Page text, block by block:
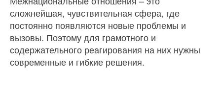
сложнейшая, чувствительная сфера, где
постоянно появляются новые проблемы и
вызовы. Поэтому для грамотного и
содержательного реагирования на них нужны
современные и гибкие решения.